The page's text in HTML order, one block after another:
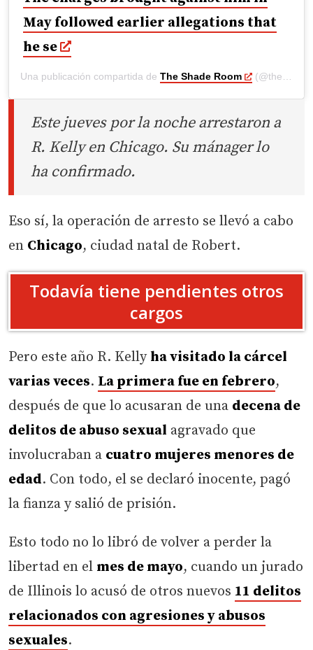
May followed earlier allegations that
he se
Una publicación compartida de The Shade Room (@theshaderoom) el
Este jueves por la noche arrestaron a
R. Kelly en Chicago. Su mánager lo
ha confirmado.
Eso sí, la operación de arresto se llevó a cabo
en Chicago, ciudad natal de Robert.
Todavía tiene pendientes otros
cargos
Pero este año R. Kelly ha visitado la cárcel
varias veces. La primera fue en febrero,
después de que lo acusaran de una decena de
delitos de abuso sexual agravado que
involucraban a cuatro mujeres menores de
edad. Con todo, el se declaró inocente, pagó
la fianza y salió de prisión.
Esto todo no lo libró de volver a perder la
libertad en el mes de mayo, cuando un jurado
de Illinois lo acusó de otros nuevos 11 delitos
relacionados con agresiones y abusos
sexuales.